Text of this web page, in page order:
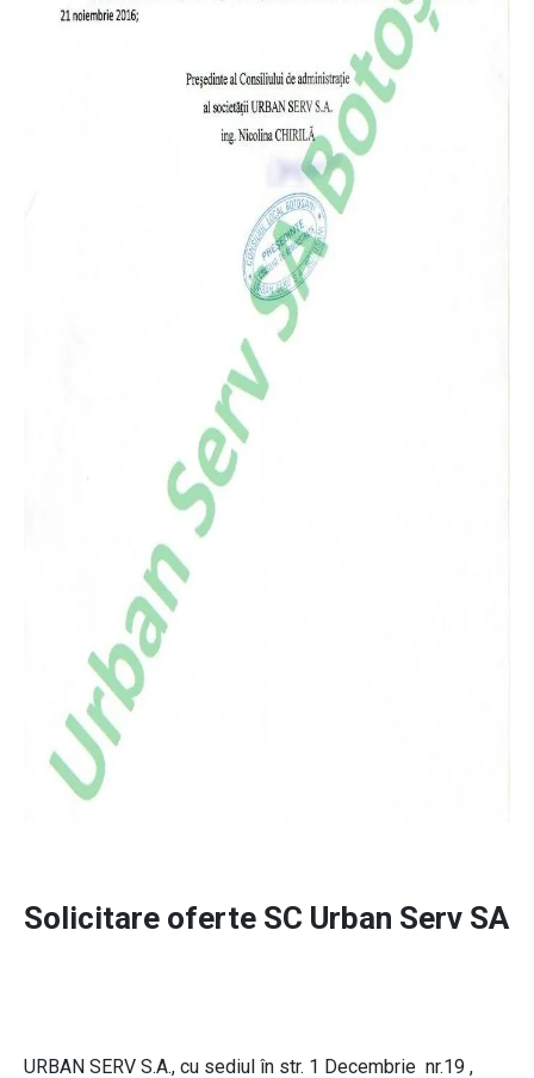
Solicitare oferte SC Urban Serv SA
URBAN SERV S.A., cu sediul în str. 1 Decembrie nr.19 ,